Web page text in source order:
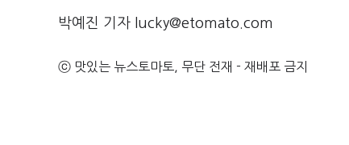
박예진 기자 lucky@etomato.com
ⓒ 맛있는 뉴스토마토, 무단 전재 - 재배포 금지